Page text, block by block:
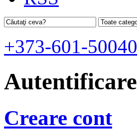
+373-601-50040
Autentificare
Creare cont